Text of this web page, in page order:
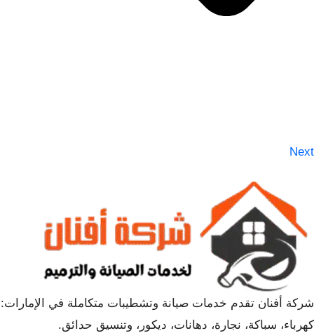
Next
شركة أفنان تقدم خدمات صيانة وتشطيبات متكاملة في الإمارات:
كهرباء، سباكة، نجارة، دهانات، ديكور، وتنسيق حدائق.